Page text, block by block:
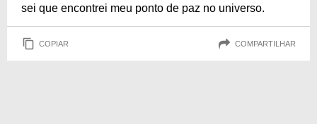
sei que encontrei meu ponto de paz no universo.
COPIAR COMPARTILHAR